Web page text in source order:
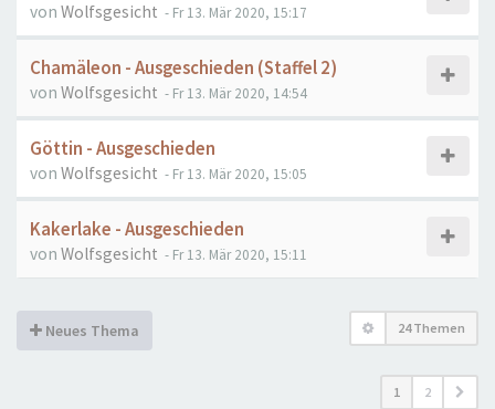
von Wolfsgesicht - Fr 13. Mär 2020, 15:17
Chamäleon - Ausgeschieden (Staffel 2)
von Wolfsgesicht - Fr 13. Mär 2020, 14:54
Göttin - Ausgeschieden
von Wolfsgesicht - Fr 13. Mär 2020, 15:05
Kakerlake - Ausgeschieden
von Wolfsgesicht - Fr 13. Mär 2020, 15:11
Neues Thema 24 Themen
1 2